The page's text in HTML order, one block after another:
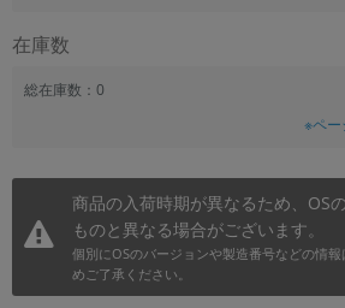
在庫数
総在庫数：0
※ペー
商品の入荷時期が異なるため、OS
ものと異なる場合がございます。
個別にOSのバージョンや製造番号などの情
めご了承ください。
価格
発売日
年